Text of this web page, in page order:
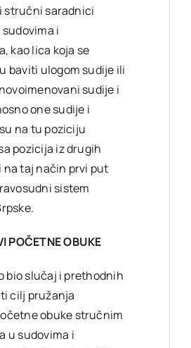
stručni saradnici
i
kao lica koja se
baviti ulogom sudije ili
sudije i
one sudije i
na tu poziciju
pozicija iz drugih
na taj način prvi put
sistem
POČETNE OBUKE
bio slučaj i prethodnih
cilj pružanja
obuke stručnim
u sudovima i